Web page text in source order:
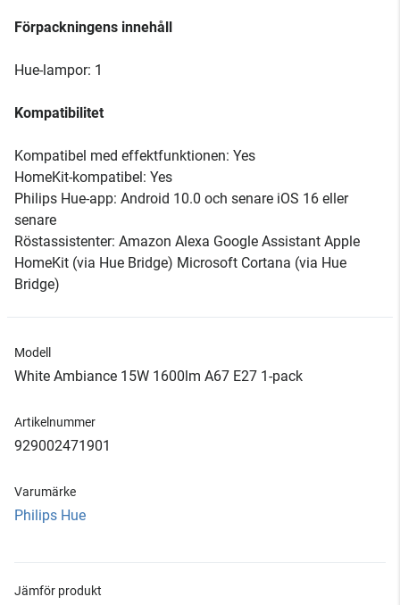
Förpackningens innehåll
Hue-lampor: 1
Kompatibilitet
Kompatibel med effektfunktionen: Yes
HomeKit-kompatibel: Yes
Philips Hue-app: Android 10.0 och senare iOS 16 eller
senare
Röstassistenter: Amazon Alexa Google Assistant Apple
HomeKit (via Hue Bridge) Microsoft Cortana (via Hue
Bridge)
Modell
White Ambiance 15W 1600lm A67 E27 1-pack
Artikelnummer
929002471901
Varumärke
Philips Hue
Jämför produkt